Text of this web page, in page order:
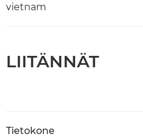
vietnam
LIITÄNNÄT
Tietokone